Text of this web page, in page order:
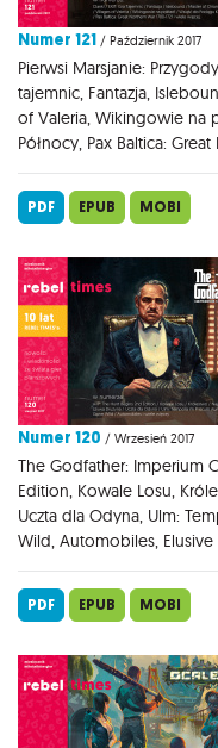
Numer 121 / Październik 2017
Pierwsi Marsjanie:
tajemnic, Fantazja,
of Valeria, Wikingowie na
Północy, Pax Baltica: Great
PDF EPUB MOBI
Numer 120 / Wrzesień 2017
The Godfather: Imperium
Edition, Kowale Losu,
Uczta dla Odyna, Ulm:
Wild, Automobiles,
PDF EPUB MOBI